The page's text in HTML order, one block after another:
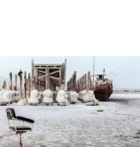
Evin
eyləm keçiriblər